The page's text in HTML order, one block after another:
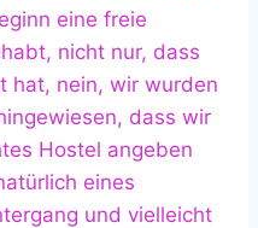
eine freie
nicht nur, dass
hat, nein, wir wurden
dass wir
Hostel angeben
eines
und vielleicht